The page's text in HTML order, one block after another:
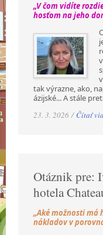
„V čom vidíte
hosťom na jeho
tak výrazne, ako,
ázijské... A stále
23. 3. 2026 / Čítať
Otáznik pre:
hotela
„Aké možnosti
nákladov v